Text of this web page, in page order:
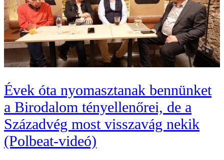
Évek óta nyomasztanak bennünket
a Birodalom tényellenőrei, de a
Századvég most visszavág nekik
(Polbeat-videó)